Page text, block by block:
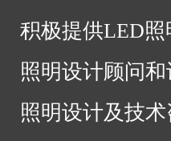
积极提供LED
照明设计顾问
照明设计及技